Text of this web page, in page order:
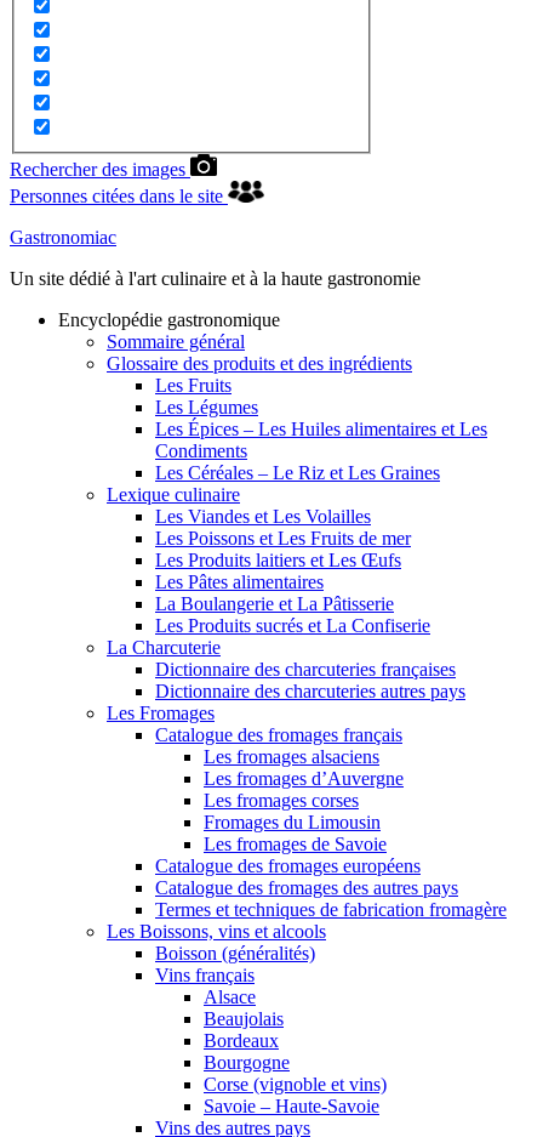
Rechercher des images
Personnes citées dans le site
Gastronomiac
Un site dédié à l'art culinaire et à la haute gastronomie
Encyclopédie gastronomique
Sommaire général
Glossaire des produits et des ingrédients
Les Fruits
Les Légumes
Les Épices – Les Huiles alimentaires et Les
Condiments
Les Céréales – Le Riz et Les Graines
Lexique culinaire
Les Viandes et Les Volailles
Les Poissons et Les Fruits de mer
Les Produits laitiers et Les Œufs
Les Pâtes alimentaires
La Boulangerie et La Pâtisserie
Les Produits sucrés et La Confiserie
La Charcuterie
Dictionnaire des charcuteries françaises
Dictionnaire des charcuteries autres pays
Les Fromages
Catalogue des fromages français
Les fromages alsaciens
Les fromages d’Auvergne
Les fromages corses
Fromages du Limousin
Les fromages de Savoie
Catalogue des fromages européens
Catalogue des fromages des autres pays
Termes et techniques de fabrication fromagère
Les Boissons, vins et alcools
Boisson (généralités)
Vins français
Alsace
Beaujolais
Bordeaux
Bourgogne
Corse (vignoble et vins)
Savoie – Haute-Savoie
Vins des autres pays